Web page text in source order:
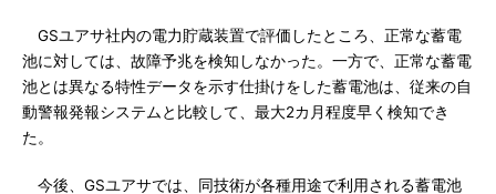
GSユアサ社内の電力貯蔵装置で評価したところ、正常な蓄電
池に対しては、故障予兆を検知しなかった。一方で、正常な蓄電
池とは異なる特性データを示す仕掛けをした蓄電池は、従来の自
動警報発報システムと比較して、最大2カ月程度早く検知でき
た。
今後、GSユアサでは、同技術が各種用途で利用される蓄電池